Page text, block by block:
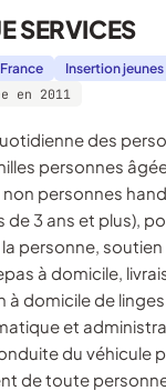
SERVICES
Insertion jeunes
en 2011
personnes
personnes
de 3 ans et plus),
personne,
à domicile,
à domicile de
et
du véhicule
de toute